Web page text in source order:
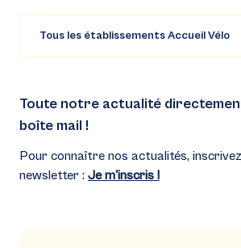
Tous les établissements Accueil Vélo
Toute notre actualité
boîte mail !
Pour connaître nos actualités,
newsletter : Je m'inscris !